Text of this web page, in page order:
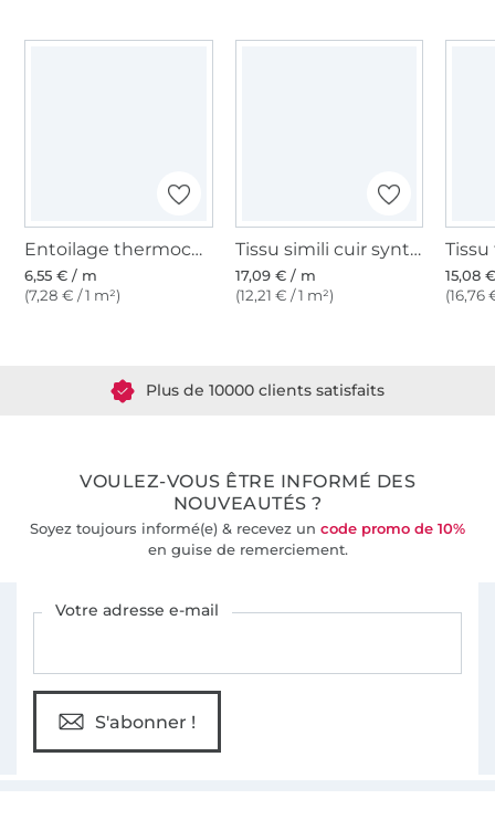
Entoilage thermocollant Vlieseline H250 blanc
6,55 € / m
(7,28 € / 1 m²)
Tissu simili cuir synthétique lavea, argent
17,09 € / m
(12,21 € / 1 m²)
15,08
(16,76
Plus de 10000 clients satisfaits
VOULEZ-VOUS ÊTRE INFORMÉ DES
NOUVEAUTÉS ?
Soyez toujours informé(e) & recevez un code promo de 10%
en guise de remerciement.
Votre adresse e-mail
S'abonner !